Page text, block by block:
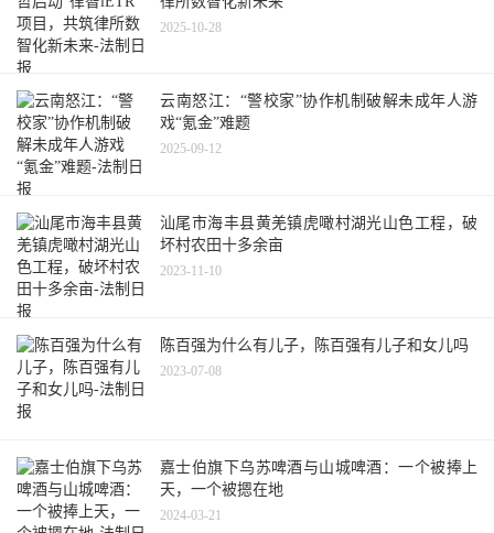
2025-10-28
云南怒江：“警校家”协作机制破解未成年人游
戏“氪金”难题
2025-09-12
汕尾市海丰县黄羌镇虎噉村湖光山色工程，破
坏村农田十多余亩
2023-11-10
陈百强为什么有儿子，陈百强有儿子和女儿吗
2023-07-08
嘉士伯旗下乌苏啤酒与山城啤酒：一个被捧上
天，一个被摁在地
2024-03-21